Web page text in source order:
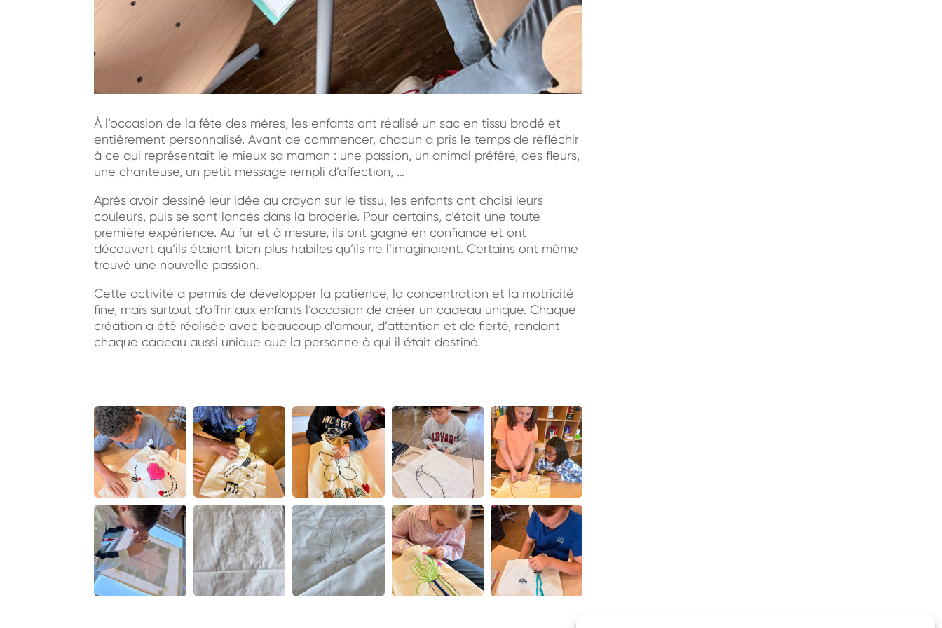
À l’occasion de la fête des mères, les enfants ont réalisé un sac en tissu brodé et
entièrement personnalisé. Avant de commencer, chacun a pris le temps de réfléchir
à ce qui représentait le mieux sa maman : une passion, un animal préféré, des fleurs,
une chanteuse, un petit message rempli d’affection, …
Après avoir dessiné leur idée au crayon sur le tissu, les enfants ont choisi leurs
couleurs, puis se sont lancés dans la broderie. Pour certains, c’était une toute
première expérience. Au fur et à mesure, ils ont gagné en confiance et ont
découvert qu’ils étaient bien plus habiles qu’ils ne l’imaginaient. Certains ont même
trouvé une nouvelle passion.
Cette activité a permis de développer la patience, la concentration et la motricité
fine, mais surtout d’offrir aux enfants l’occasion de créer un cadeau unique. Chaque
création a été réalisée avec beaucoup d’amour, d’attention et de fierté, rendant
chaque cadeau aussi unique que la personne à qui il était destiné.